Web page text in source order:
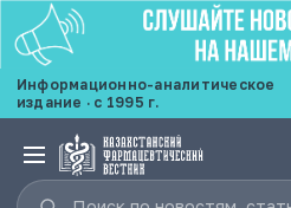
Информационно-аналитическое
издание · с 1995 г.